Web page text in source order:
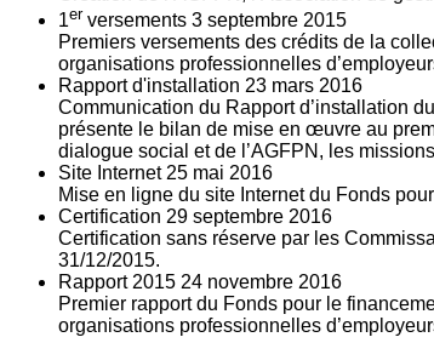
1er versements 3 septembre 2015
Premiers versements des crédits de la
organisations professionnelles
Rapport d'installation 23 mars 2016
Communication du Rapport d’installation
présente le bilan de mise en œuvre au
dialogue social et de l’AGFPN, les
Site Internet 25 mai 2016
Mise en ligne du site Internet du Fonds
Certification 29 septembre 2016
Certification sans réserve par les
31/12/2015.
Rapport 2015 24 novembre 2016
Premier rapport du Fonds pour le
organisations professionnelles